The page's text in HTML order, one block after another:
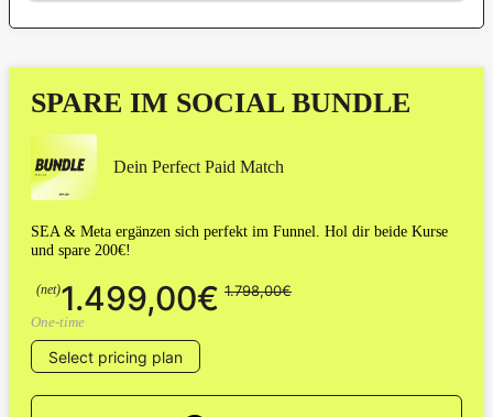
SPARE IM SOCIAL BUNDLE
Dein Perfect Paid Match
SEA & Meta ergänzen sich perfekt im Funnel. Hol dir beide Kurse
und spare 200€!
1.798,00€
1.499,00€
(net)
One-time
Select pricing plan